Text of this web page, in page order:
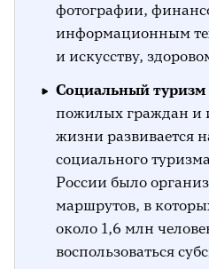
фотографии,
информационным
и искусству,
Социальный туризм
пожилых граждан и
жизни развивается
социального
России было
маршрутов, в
около 1,6 млн
воспользоваться